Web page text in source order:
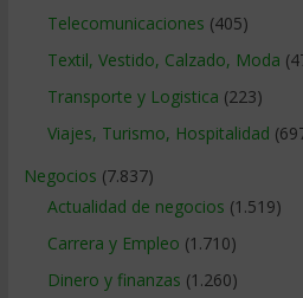
Telecomunicaciones (405)
Textil, Vestido, Calzado, Moda
Transporte y Logistica (223)
Viajes, Turismo, Hospitalidad
Negocios (7.837)
Actualidad de negocios (1.519)
Carrera y Empleo (1.710)
Dinero y finanzas (1.260)